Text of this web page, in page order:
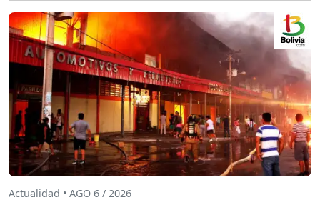
Actualidad • AGO 6 / 2026